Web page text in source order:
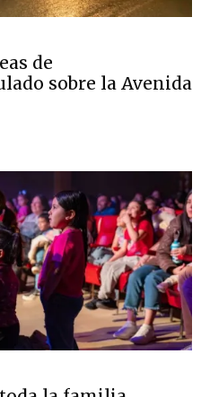
de
sobre la Avenida